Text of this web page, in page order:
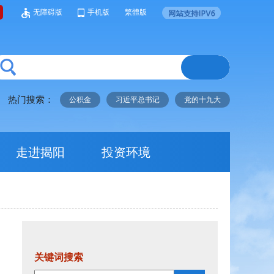
无障碍版 手机版 繁體版
热门搜索： 公积金 习近平总书记 党的十九大
走进揭阳 投资环境
关键词搜索